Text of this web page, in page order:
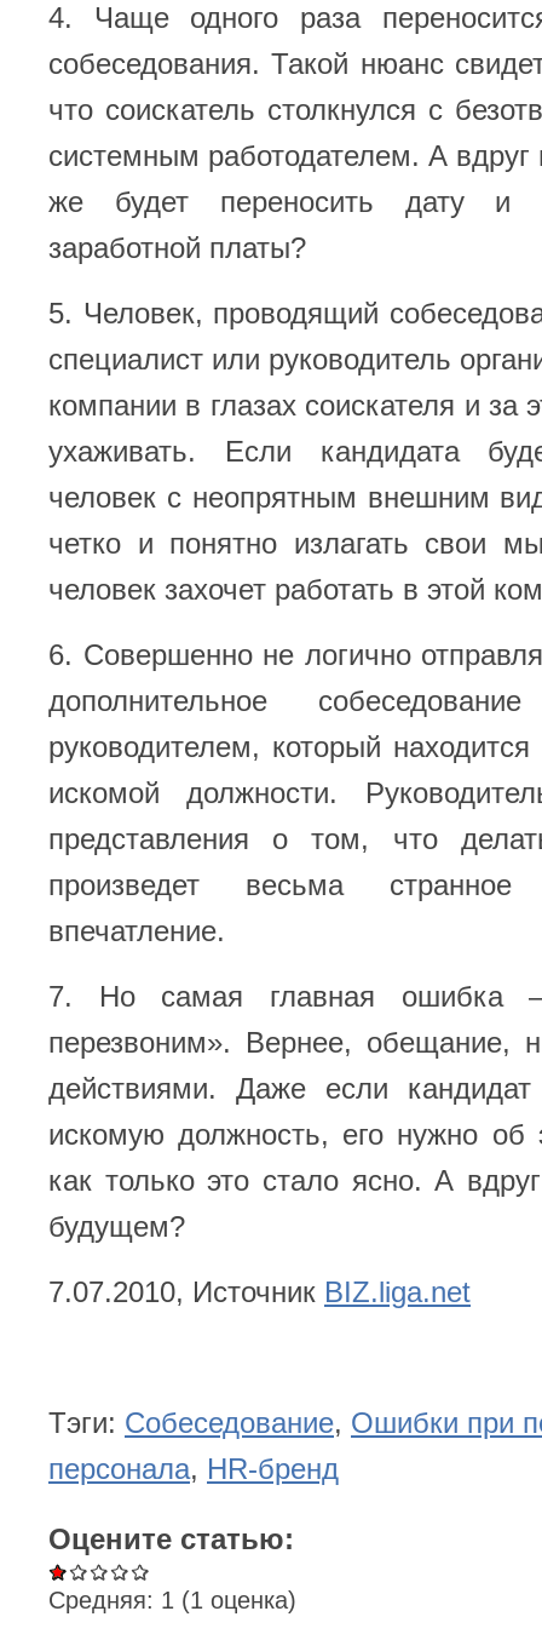
4. Чаще одного раза
собеседования. Такой нюанс
что соискатель столкнулся с
системным работодателем. А
же будет переносить дату и
заработной платы?
5. Человек, проводящий
специалист или руководитель
компании в глазах соискателя и за
ухаживать. Если кандидата
человек с неопрятным внешним
четко и понятно излагать свои
человек захочет работать в этой
6. Совершенно не логично
дополнительное
руководителем, который
искомой должности.
представления о том, что
произведет весьма
впечатление.
7. Но самая главная ошибка
перезвоним». Вернее, обещание,
действиями. Даже если
искомую должность, его нужно об
как только это стало ясно. А
будущем?
7.07.2010, Источник BIZ.liga.net
Тэги: Собеседование, Ошибки при
персонала, HR-бренд
Оцените статью:
Средняя: 1 (1 оценка)